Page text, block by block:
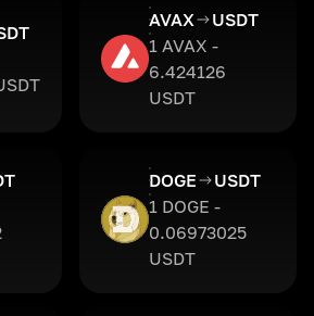
AVAX
USDT
1 AVAX -
6.424126
USDT
DOGE
USDT
1 DOGE -
0.06973025
USDT